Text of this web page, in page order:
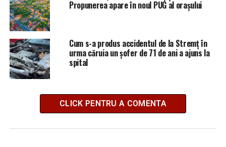
Propunerea apare în noul PUG al orașului
Cum s-a produs accidentul de la Stremț în
urma căruia un șofer de 71 de ani a ajuns la
spital
CLICK PENTRU A COMENTA